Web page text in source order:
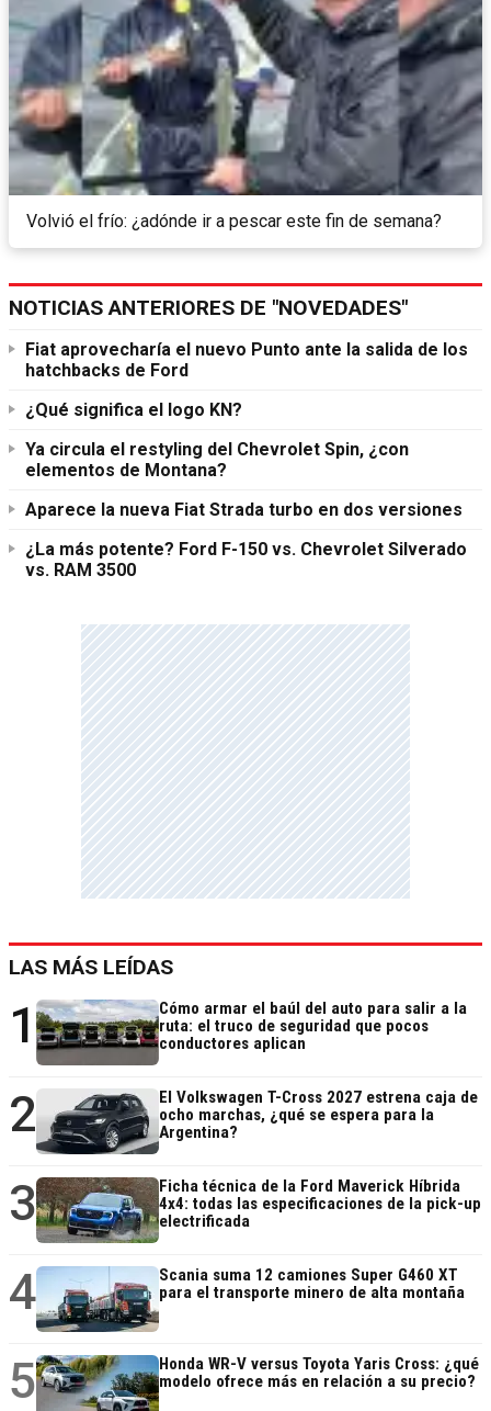
Volvió el frío: ¿adónde ir a pescar este fin de semana?
NOTICIAS ANTERIORES DE "NOVEDADES"
Fiat aprovecharía el nuevo Punto ante la salida de los
hatchbacks de Ford
¿Qué significa el logo KN?
Ya circula el restyling del Chevrolet Spin, ¿con
elementos de Montana?
Aparece la nueva Fiat Strada turbo en dos versiones
¿La más potente? Ford F-150 vs. Chevrolet Silverado
vs. RAM 3500
LAS MÁS LEÍDAS
1
Cómo armar el baúl del auto para salir a la
ruta: el truco de seguridad que pocos
conductores aplican
2
El Volkswagen T-Cross 2027 estrena caja de
ocho marchas, ¿qué se espera para la
Argentina?
3
Ficha técnica de la Ford Maverick Híbrida
4x4: todas las especificaciones de la pick-up
electrificada
4
Scania suma 12 camiones Super G460 XT
para el transporte minero de alta montaña
5
Honda WR-V versus Toyota Yaris Cross: ¿qué
modelo ofrece más en relación a su precio?